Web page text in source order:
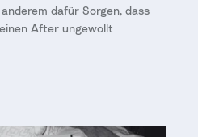
dafür Sorgen, dass
After ungewollt